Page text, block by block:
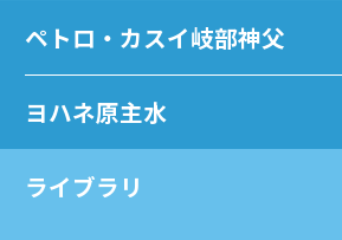
ペトロ・カスイ岐部神父
ヨハネ原主水
ライブラリ